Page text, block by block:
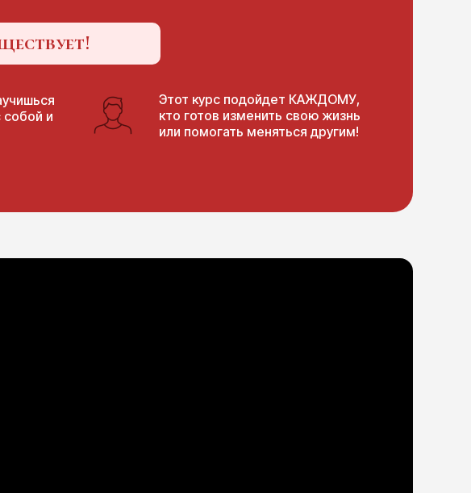
собой и
Этот курс подойдет КАЖДОМУ,
кто готов изменить свою жизнь
или помогать меняться другим!